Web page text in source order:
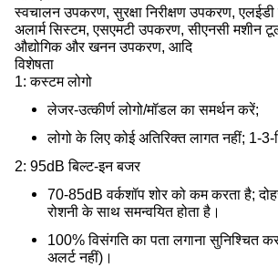
स्वचालन उपकरण, सुरक्षा निरीक्षण उपकरण,
अलार्म सिस्टम, एसएमटी उपकरण, सीएनसी मशीन
औद्योगिक और खनन उपकरण, आदि
विशेषता
1: कस्टम लोगो
लेजर-उत्कीर्ण लोगो/मॉडल का समर्थन करें;
लोगो के लिए कोई अतिरिक्त लागत नहीं; 1-3-
2: 95dB बिल्ट-इन बजर
70-85dB वर्कशॉप शोर को कम करता है;
रोशनी के साथ समन्वयित होता है।
100% विसंगति का पता लगाना सुनिश्चित
अलर्ट नहीं)।